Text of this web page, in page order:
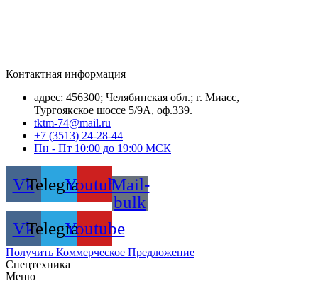
Контактная информация
адрес: 456300; Челябинская обл.; г. Миасс,
Тургоякское шоссе 5/9А, оф.339.
tktm-74@mail.ru
+7 (3513) 24-28-44
Пн - Пт 10:00 до 19:00 МСК
VkTelegramYoutubeMail-
bulk
VkTelegramYoutube
Получить Коммерческое Предложение
Спецтехника
Меню